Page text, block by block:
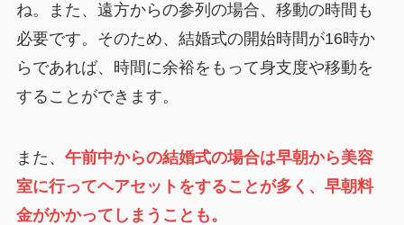
ね。また、遠方からの参列の場合、移動の時間も
必要です。そのため、結婚式の開始時間が16時か
らであれば、時間に余裕をもって身支度や移動を
することができます。
また、 午前中からの結婚式の場合は早朝から美容
室に行ってヘアセットをすることが多く、早朝料
金がかかってしまうことも。